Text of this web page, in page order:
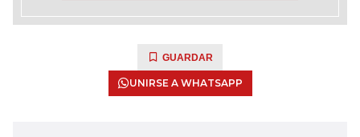
GUARDAR
UNIRSE A WHATSAPP